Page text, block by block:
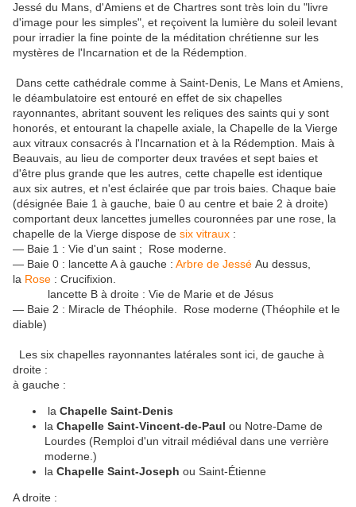
Jessé du Mans, d'Amiens et de Chartres sont très loin du "livre
d'image pour les simples", et reçoivent la lumière du soleil levant
pour irradier la fine pointe de la méditation chrétienne sur les
mystères de l'Incarnation et de la Rédemption.
Dans cette cathédrale comme à Saint-Denis, Le Mans et Amiens,
le déambulatoire est entouré en effet de six chapelles
rayonnantes, abritant souvent les reliques des saints qui y sont
honorés, et entourant la chapelle axiale, la Chapelle de la Vierge
aux vitraux consacrés à l'Incarnation et à la Rédemption. Mais à
Beauvais, au lieu de comporter deux travées et sept baies et
d'être plus grande que les autres, cette chapelle est identique
aux six autres, et n'est éclairée que par trois baies. Chaque baie
(désignée Baie 1 à gauche, baie 0 au centre et baie 2 à droite)
comportant deux lancettes jumelles couronnées par une rose, la
chapelle de la Vierge dispose de six vitraux :
— Baie 1 : Vie d'un saint ; Rose moderne.
— Baie 0 : lancette A à gauche : Arbre de Jessé Au dessus,
la Rose : Crucifixion.
lancette B à droite : Vie de Marie et de Jésus
— Baie 2 : Miracle de Théophile. Rose moderne (Théophile et le
diable)
Les six chapelles rayonnantes latérales sont ici, de gauche à
droite :
à gauche :
la Chapelle Saint-Denis
la Chapelle Saint-Vincent-de-Paul ou Notre-Dame de
Lourdes (Remploi d'un vitrail médiéval dans une verrière
moderne.)
la Chapelle Saint-Joseph ou Saint-Étienne
A droite :